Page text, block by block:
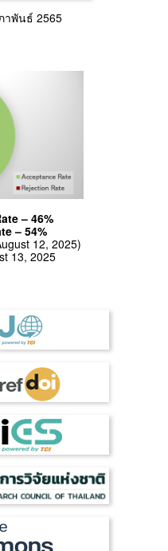
าพันธ์ 2565
– 46%
– 54%
12, 2025)
13, 2025